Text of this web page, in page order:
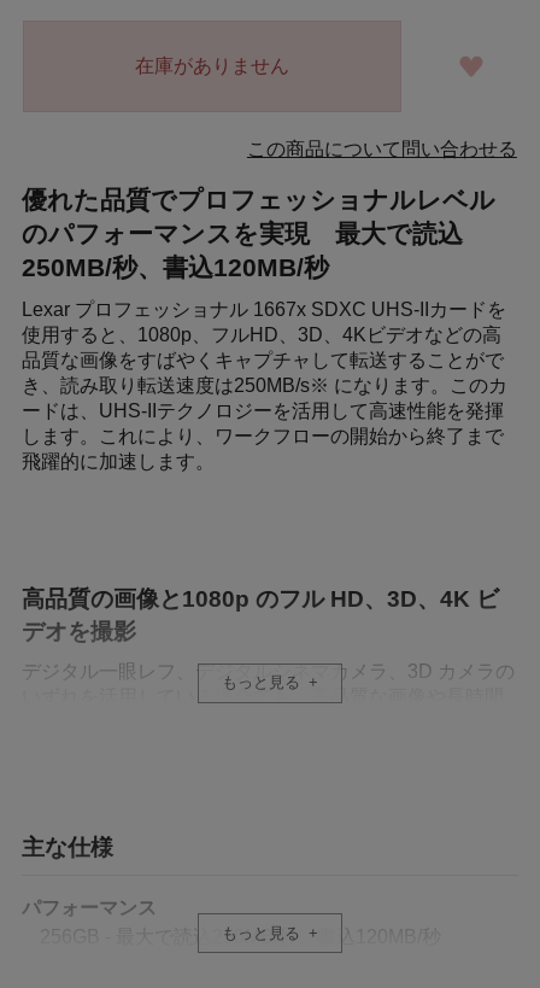
在庫がありません
この商品について問い合わせる
優れた品質でプロフェッショナルレベル
のパフォーマンスを実現 最大で読込
250MB/秒、書込120MB/秒
Lexar プロフェッショナル 1667x SDXC UHS-IIカードを
使用すると、1080p、フルHD、3D、4Kビデオなどの高
品質な画像をすばやくキャプチャして転送することがで
き、読み取り転送速度は250MB/s※ になります。このカ
ードは、UHS-IIテクノロジーを活用して高速性能を発揮
します。これにより、ワークフローの開始から終了まで
飛躍的に加速します。
高品質の画像と1080p のフル HD、3D、4K ビ
デオを撮影
デジタル一眼レフ、デジタルシネマカメラ、3D カメラの
いずれを活用している場合でも、高品質な画像や長時間
HD、3D、4K動画の普及に伴い、信頼できる高性能カー
ドが求められていますが、SDカードを入れ替えしなくて
Professional 1667x SDXC UHS-II カードは、UHSスピー
ドクラス3の性能と最大256GBの大容量でその要望に応え
もっと見る
主な仕様
パフォーマンス
256GB - 最大で読込250MB/秒、書込120MB/秒
もっと見る